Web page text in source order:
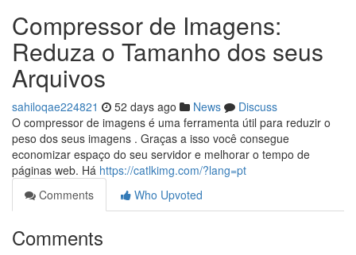
Compressor de Imagens:
Reduza o Tamanho dos seus
Arquivos
sahiloqae224821 52 days ago News
Discuss
O compressor de imagens é uma ferramenta útil para reduzir o
peso dos seus imagens . Graças a isso você consegue
economizar espaço do seu servidor e melhorar o tempo de
páginas web. Há https://catlkimg.com/?lang=pt
Comments
Who Upvoted
Comments